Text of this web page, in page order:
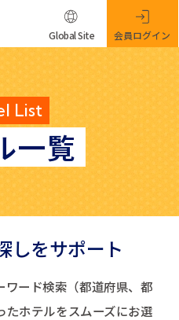
List
一覧
しをサポート
ワード検索（都道府県、都
たホテルをスムーズにお選
Global Site 会員ログイン